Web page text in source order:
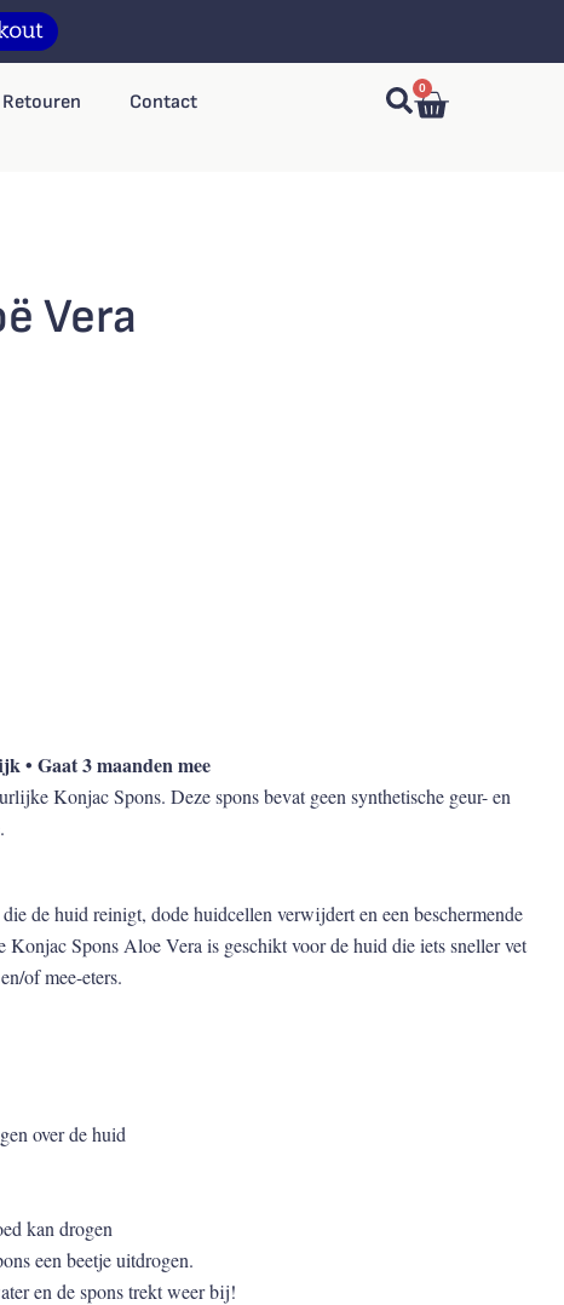
Contact
0
Vera
• Gaat 3 maanden mee
Konjac Spons. Deze spons bevat geen synthetische geur- en
de huid reinigt, dode huidcellen verwijdert en een beschermende
Spons Aloe Vera is geschikt voor de huid die iets sneller vet
of mee-eters.
over de huid
kan drogen
een beetje uitdrogen.
en de spons trekt weer bij!